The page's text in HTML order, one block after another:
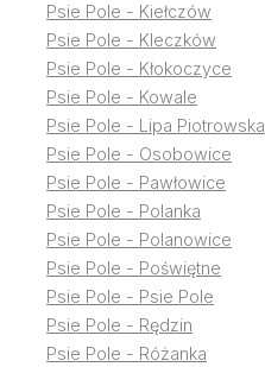
Psie Pole - Kiełczów
Psie Pole - Kleczków
Psie Pole - Kłokoczyce
Psie Pole - Kowale
Psie Pole - Lipa Piotrowska
Psie Pole - Osobowice
Psie Pole - Pawłowice
Psie Pole - Polanka
Psie Pole - Polanowice
Psie Pole - Poświętne
Psie Pole - Psie Pole
Psie Pole - Rędzin
Psie Pole - Różanka